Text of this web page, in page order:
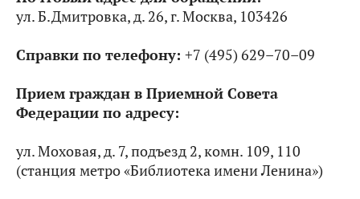
ул. Б.Дмитровка, д. 26, г. Москва, 103426
Справки по телефону: +7 (495) 629–70–09
Прием граждан в Приемной Совета
Федерации по адресу:
ул. Моховая, д. 7, подъезд 2, комн. 109, 110
(станция метро «Библиотека имени Ленина»)